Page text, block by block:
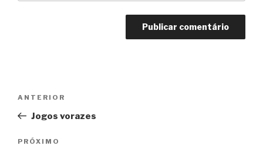
Post
Anterior
ANTERIOR
Jogos vorazes
Próximo
PRÓXIMO